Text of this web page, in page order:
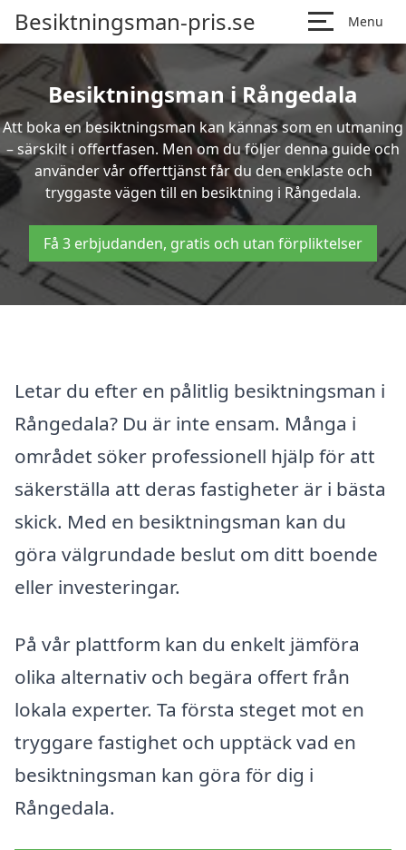
Besiktningsman-pris.se Menu
Besiktningsman i Rångedala
Att boka en besiktningsman kan kännas som en utmaning
– särskilt i offertfasen. Men om du följer denna guide och
använder vår offerttjänst får du den enklaste och
tryggaste vägen till en besiktning i Rångedala.
Få 3 erbjudanden, gratis och utan förpliktelser
Letar du efter en pålitlig besiktningsman i
Rångedala? Du är inte ensam. Många i
området söker professionell hjälp för att
säkerställa att deras fastigheter är i bästa
skick. Med en besiktningsman kan du
göra välgrundade beslut om ditt boende
eller investeringar.
På vår plattform kan du enkelt jämföra
olika alternativ och begära offert från
lokala experter. Ta första steget mot en
tryggare fastighet och upptäck vad en
besiktningsman kan göra för dig i
Rångedala.